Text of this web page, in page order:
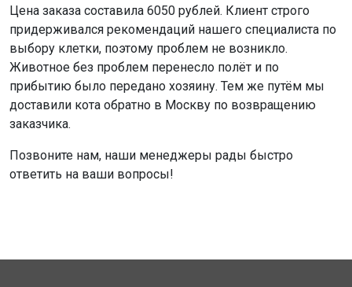
Цена заказа составила 6050 рублей. Клиент строго
придерживался рекомендаций нашего специалиста по
выбору клетки, поэтому проблем не возникло.
Животное без проблем перенесло полёт и по
прибытию было передано хозяину. Тем же путём мы
доставили кота обратно в Москву по возвращению
заказчика.
Позвоните нам, наши менеджеры рады быстро
ответить на ваши вопросы!